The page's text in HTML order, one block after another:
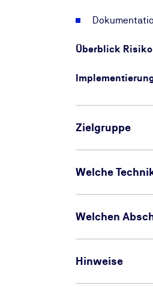
Überblick
Zielgruppe
Welche
Welchen
Hinweise